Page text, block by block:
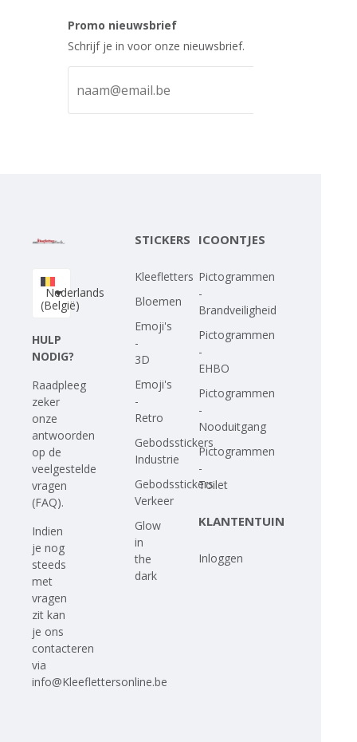
Promo nieuwsbrief
Schrijf je in voor onze nieuwsbrief.
Nederlands
(België)
HULP
NODIG?
Raadpleeg
zeker
onze
antwoorden
op de
veelgestelde
vragen
(FAQ).
Indien
je nog
steeds
met
vragen
zit kan
je ons
contacteren
via
info@Kleeflettersonline.be
STICKERS
Kleefletters
Bloemen
Emoji's
-
3D
Emoji's
-
Retro
Gebodsstickers
Industrie
Gebodsstickers
Verkeer
Glow
in
the
dark
ICOONTJES
Pictogrammen
-
Brandveiligheid
Pictogrammen
-
EHBO
Pictogrammen
-
Nooduitgang
Pictogrammen
-
Toilet
KLANTENTUIN
Inloggen